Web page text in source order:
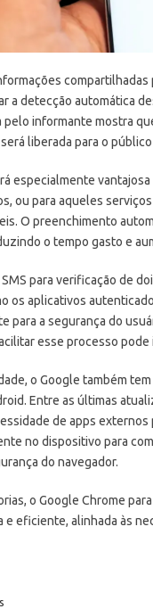
a detecção automática
pelo informante mostra
liberada para o
especialmente
ou para aqueles
O preenchimento
o tempo gasto e
para verificação de
os aplicativos
para a segurança do
esse processo
o Google também
Entre as últimas
de apps
no dispositivo para
do navegador.
o Google Chrome
e eficiente, alinhada às